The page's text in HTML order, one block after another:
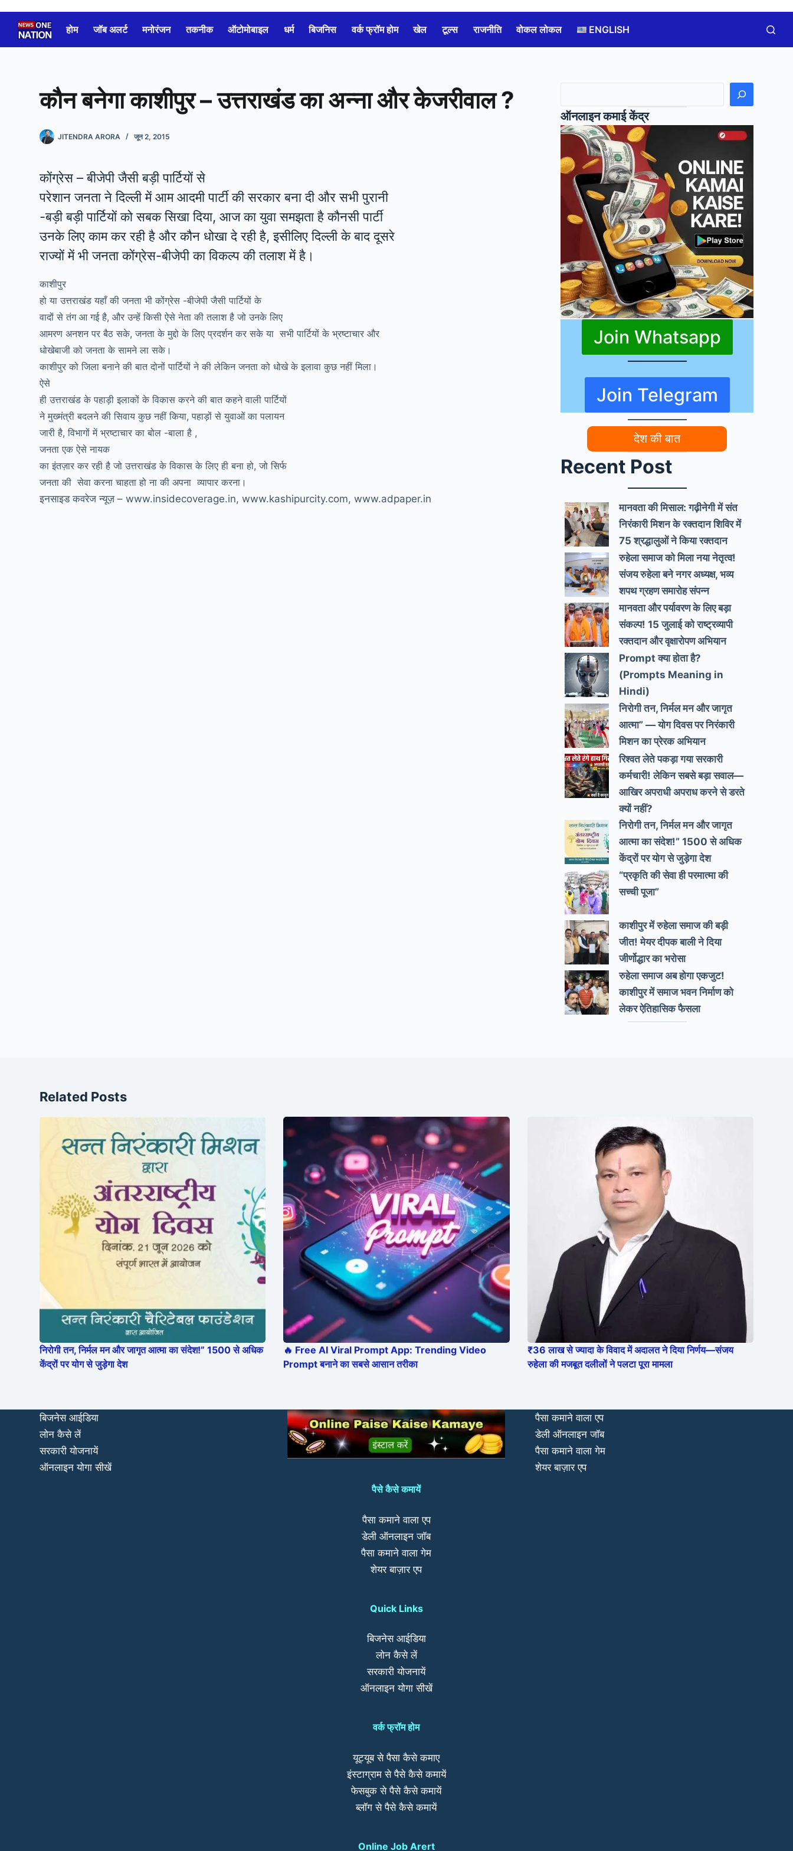
content
होम जॉब अलर्ट मनोरंजन तकनीक ऑटोमोबाइल धर्म बिजनिस वर्क फ्रॉम होम खेल टूल्स राजनीति वोकल लोकल ENGLISH
कौन बनेगा काशीपुर – उत्तराखंड का अन्ना और केजरीवाल ?
JITENDRA ARORA जून 2, 2015
कोंग्रेस – बीजेपी जैसी बड़ी पार्टियों से
परेशान जनता ने दिल्ली में आम आदमी पार्टी की सरकार बना दी और सभी पुरानी
-बड़ी बड़ी पार्टियों को सबक सिखा दिया, आज का युवा समझता है कौनसी पार्टी
उनके लिए काम कर रही है और कौन धोखा दे रही है, इसीलिए दिल्ली के बाद दूसरे
राज्यों में भी जनता कोंग्रेस-बीजेपी का विकल्प की तलाश में है।
काशीपुर
हो या उत्तराखंड यहाँ की जनता भी कोंग्रेस -बीजेपी जैसी पार्टियों के
वादों से तंग आ गई है, और उन्हें किसी ऐसे नेता की तलाश है जो उनके लिए
आमरण अनशन पर बैठ सके, जनता के मुद्दो के लिए प्रदर्शन कर सके या सभी पार्टियों के भ्रष्टाचार और
धोखेबाजी को जनता के सामने ला सके।
काशीपुर को जिला बनाने की बात दोनों पार्टियों ने की लेकिन जनता को धोखे के इलावा कुछ नहीं मिला।
ऐसे
ही उत्तराखंड के पहाड़ी इलाकों के विकास करने की बात कहने वाली पार्टियों
ने मुख्मंत्री बदलने की सिवाय कुछ नहीं किया, पहाड़ों से युवाओं का पलायन
जारी है, विभागों में भ्रष्टाचार का बोल -बाला है ,
जनता एक ऐसे नायक
का इंतज़ार कर रही है जो उत्तराखंड के विकास के लिए ही बना हो, जो सिर्फ
जनता की सेवा करना चाहता हो ना की अपना व्यापार करना।
इनसाइड कवरेज न्यूज़ – www.insidecoverage.in, www.kashipurcity.com, www.adpaper.in
ऑनलाइन कमाई केंद्र
Join Whatsapp
Join Telegram
देश की बात
Recent Post
मानवता की मिसाल: गढ़ीनेगी में संत
निरंकारी मिशन के रक्तदान शिविर में
75 श्रद्धालुओं ने किया रक्तदान
रुहेला समाज को मिला नया नेतृत्व!
संजय रुहेला बने नगर अध्यक्ष, भव्य
शपथ ग्रहण समारोह संपन्न
मानवता और पर्यावरण के लिए बड़ा
संकल्प! 15 जुलाई को राष्ट्रव्यापी
रक्तदान और वृक्षारोपण अभियान
Prompt क्या होता है?
(Prompts Meaning in
Hindi)
निरोगी तन, निर्मल मन और जागृत
आत्मा” — योग दिवस पर निरंकारी
मिशन का प्रेरक अभियान
रिश्वत लेते पकड़ा गया सरकारी
कर्मचारी! लेकिन सबसे बड़ा सवाल—
आखिर अपराधी अपराध करने से डरते
क्यों नहीं?
निरोगी तन, निर्मल मन और जागृत
आत्मा का संदेश!” 1500 से अधिक
केंद्रों पर योग से जुड़ेगा देश
“प्रकृति की सेवा ही परमात्मा की
सच्ची पूजा”
काशीपुर में रुहेला समाज की बड़ी
जीत! मेयर दीपक बाली ने दिया
जीर्णोद्धार का भरोसा
रुहेला समाज अब होगा एकजुट!
काशीपुर में समाज भवन निर्माण को
लेकर ऐतिहासिक फैसला
Related Posts
निरोगी तन, निर्मल मन और जागृत आत्मा का संदेश!” 1500 से अधिक
केंद्रों पर योग से जुड़ेगा देश
🔥 Free AI Viral Prompt App: Trending Video
Prompt बनाने का सबसे आसान तरीका
₹36 लाख से ज्यादा के विवाद में अदालत ने दिया निर्णय—संजय
रुहेला की मजबूत दलीलों ने पलटा पूरा मामला
बिजनेस आईडिया
लोन कैसे लें
सरकारी योजनायें
ऑनलाइन योगा सीखें
पैसे कैसे कमायें
पैसा कमाने वाला एप
डेली ऑनलाइन जॉब
पैसा कमाने वाला गेम
शेयर बाज़ार एप
Quick Links
बिजनेस आईडिया
लोन कैसे लें
सरकारी योजनायें
ऑनलाइन योगा सीखें
वर्क फ्रॉम होम
यूट्यूब से पैसा कैसे कमाए
इंस्टाग्राम से पैसे कैसे कमायें
फेसबुक से पैसे कैसे कमायें
ब्लॉग से पैसे कैसे कमायें
Online Job Arert
पैसा कमाने वाला एप
डेली ऑनलाइन जॉब
पैसा कमाने वाला गेम
शेयर बाज़ार एप